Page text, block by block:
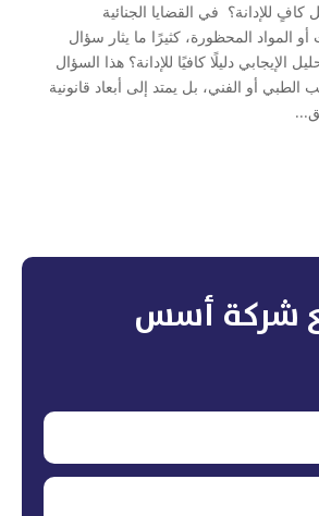
كافٍ للإدانة؟ في القضايا الجنائية
أو المواد المحظورة، كثيرًا ما يثار سؤال
الإيجابي دليلًا كافيًا للإدانة؟ هذا السؤال
الطبي أو الفني، بل يمتد إلى أبعاد قانونية
شركة أسس